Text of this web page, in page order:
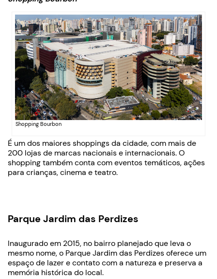
Shopping Bourbon
É um dos maiores shoppings da cidade, com mais de
200 lojas de marcas nacionais e internacionais. O
shopping também conta com eventos temáticos, ações
para crianças, cinema e teatro.
Parque Jardim das Perdizes
Inaugurado em 2015, no bairro planejado que leva o
mesmo nome, o Parque Jardim das Perdizes oferece um
espaço de lazer e contato com a natureza e preserva a
memória histórica do local.